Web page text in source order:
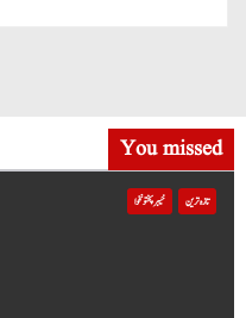
You missed
تازہ ترین خیبر پختونخوا